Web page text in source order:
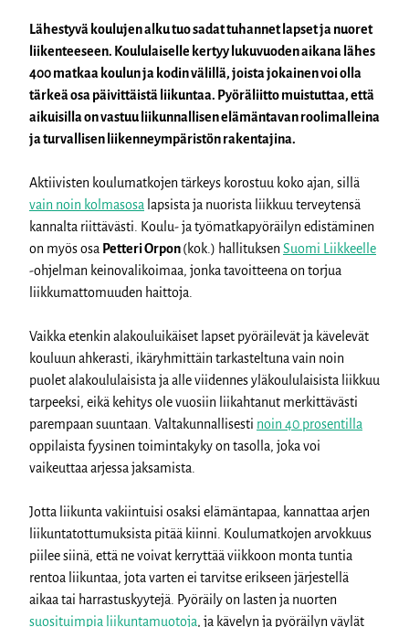
Lähestyvä koulujen alku tuo sadat tuhannet lapset ja nuoret
liikenteeseen. Koululaiselle kertyy lukuvuoden aikana lähes
400 matkaa koulun ja kodin välillä, joista jokainen voi olla
tärkeä osa päivittäistä liikuntaa. Pyöräliitto muistuttaa, että
aikuisilla on vastuu liikunnallisen elämäntavan roolimalleina
ja turvallisen liikenneympäristön rakentajina.
Aktiivisten koulumatkojen tärkeys korostuu koko ajan, sillä
vain noin kolmasosa lapsista ja nuorista liikkuu terveytensä
kannalta riittävästi. Koulu- ja työmatkapyöräilyn edistäminen
on myös osa Petteri Orpon(kok.) hallituksenSuomi Liikkeelle
-ohjelman keinovalikoimaa, jonka tavoitteena on torjua
liikkumattomuuden haittoja.
Vaikka etenkin alakouluikäiset lapset pyöräilevät ja kävelevät
kouluun ahkerasti, ikäryhmittäin tarkasteltuna vain noin
puolet alakoululaisista ja alle viidennes yläkoululaisista liikkuu
tarpeeksi, eikä kehitys ole vuosiin liikahtanut merkittävästi
parempaan suuntaan. Valtakunnallisesti noin 40 prosentilla
oppilaista fyysinen toimintakyky on tasolla, joka voi
vaikeuttaa arjessa jaksamista.
Jotta liikunta vakiintuisi osaksi elämäntapaa, kannattaa arjen
liikuntatottumuksista pitää kiinni. Koulumatkojen arvokkuus
piilee siinä, että ne voivat kerryttää viikkoon monta tuntia
rentoa liikuntaa, jota varten ei tarvitse erikseen järjestellä
aikaa tai harrastuskyytejä. Pyöräily on lasten ja nuorten
suosituimpia liikuntamuotoja, ja kävelyn ja pyöräilyn väylät